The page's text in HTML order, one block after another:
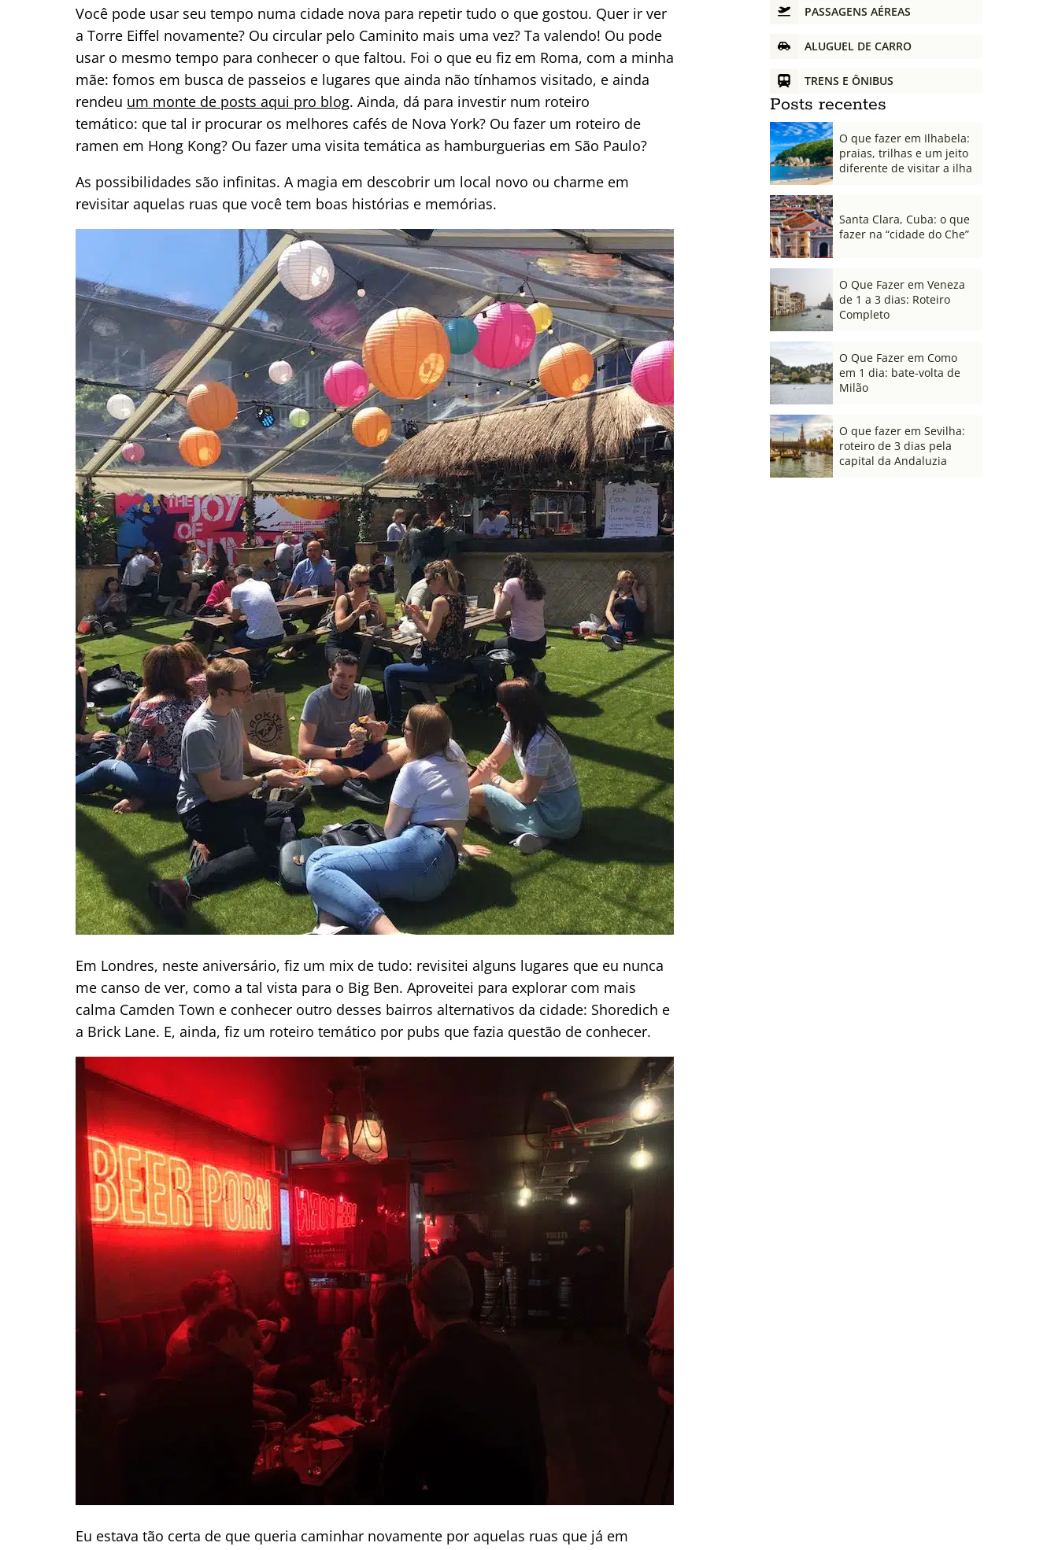
Você pode usar seu tempo numa cidade nova para repetir tudo o que gostou. Quer ir ver
a Torre Eiffel novamente? Ou circular pelo Caminito mais uma vez? Ta valendo! Ou pode
usar o mesmo tempo para conhecer o que faltou. Foi o que eu fiz em Roma, com a minha
mãe: fomos em busca de passeios e lugares que ainda não tínhamos visitado, e ainda
rendeu um monte de posts aqui pro blog. Ainda, dá para investir num roteiro
temático: que tal ir procurar os melhores cafés de Nova York? Ou fazer um roteiro de
ramen em Hong Kong? Ou fazer uma visita temática as hamburguerias em São Paulo?
As possibilidades são infinitas. A magia em descobrir um local novo ou charme em
revisitar aquelas ruas que você tem boas histórias e memórias.
Em Londres, neste aniversário, fiz um mix de tudo: revisitei alguns lugares que eu nunca
me canso de ver, como a tal vista para o Big Ben. Aproveitei para explorar com mais
calma Camden Town e conhecer outro desses bairros alternativos da cidade: Shoredich e
a Brick Lane. E, ainda, fiz um roteiro temático por pubs que fazia questão de conhecer.
Eu estava tão certa de que queria caminhar novamente por aquelas ruas que já em
PASSAGENS AÉREAS
ALUGUEL DE CARRO
TRENS E ÔNIBUS
Posts recentes
O que fazer em Ilhabela:
praias, trilhas e um jeito
diferente de visitar a ilha
Santa Clara, Cuba: o que
fazer na “cidade do Che”
O Que Fazer em Veneza
de 1 a 3 dias: Roteiro
Completo
O Que Fazer em Como
em 1 dia: bate-volta de
Milão
O que fazer em Sevilha:
roteiro de 3 dias pela
capital da Andaluzia